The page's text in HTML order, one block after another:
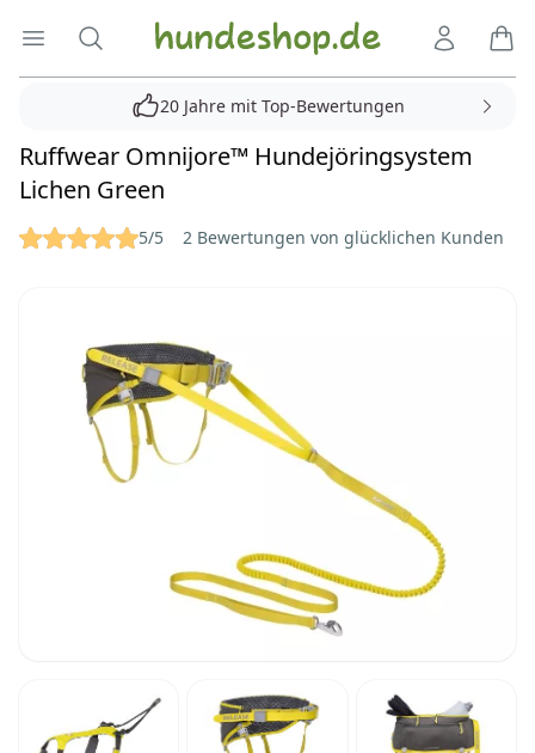
Menü öffnen
Suche Hundeshop.de
20 Jahre mit Top-Bewertungen
Ruffwear Omnijore™ Hundejöringsystem
Lichen Green
Reviews 5/5 2 Bewertungen von glücklichen Kunden